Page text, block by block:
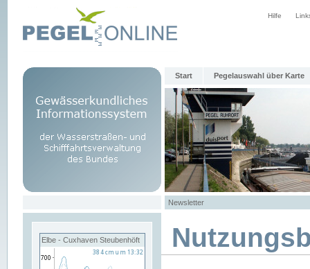
Hilfe
Start Pegelauswahl über Karte
Newsletter
Elbe - Cuxhaven Steubenhöft